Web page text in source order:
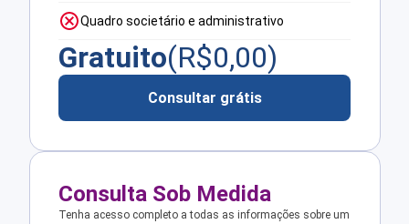
Quadro societário e administrativo
Gratuito(R$0,00)
Consultar grátis
Consulta Sob Medida
Tenha acesso completo a todas as informações sobre um